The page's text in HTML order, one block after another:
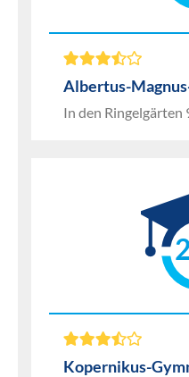
Albertus-
In den
Kopernikus-